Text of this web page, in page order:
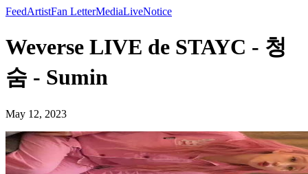
FeedArtistFan LetterMediaLiveNotice
Weverse LIVE de STAYC - 청
숨 - Sumin
May 12, 2023